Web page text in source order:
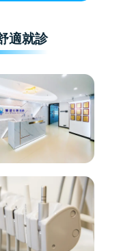
適就診